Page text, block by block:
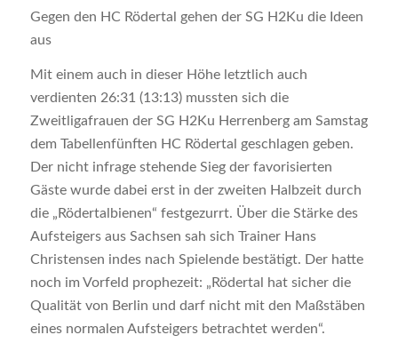
Gegen den HC Rödertal gehen der SG H2Ku die Ideen
aus
Mit einem auch in dieser Höhe letztlich auch
verdienten 26:31 (13:13) mussten sich die
Zweitligafrauen der SG H2Ku Herrenberg am Samstag
dem Tabellenfünften HC Rödertal geschlagen geben.
Der nicht infrage stehende Sieg der favorisierten
Gäste wurde dabei erst in der zweiten Halbzeit durch
die „Rödertalbienen“ festgezurrt. Über die Stärke des
Aufsteigers aus Sachsen sah sich Trainer Hans
Christensen indes nach Spielende bestätigt. Der hatte
noch im Vorfeld prophezeit: „Rödertal hat sicher die
Qualität von Berlin und darf nicht mit den Maßstäben
eines normalen Aufsteigers betrachtet werden“.